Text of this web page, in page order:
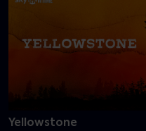
Yellowstone